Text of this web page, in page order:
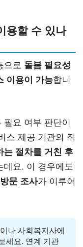
용할 수 있나
으로 돌봄 필요성
이용이 가능합니
요 여부 판단이
스 제공 기관의 직
는 절차를 거친 후
데요. 이 경우에도
문 조사가 이루어
나 사회복지사에
세요. 연계 기관